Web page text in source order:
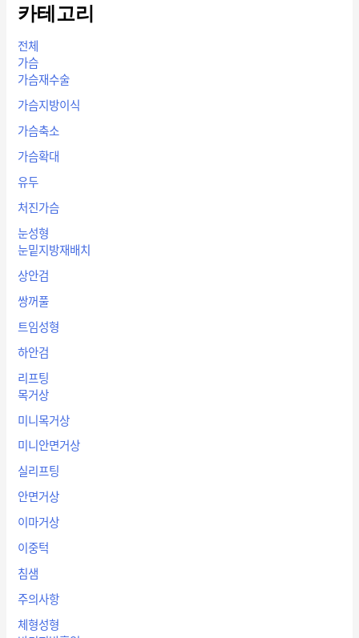
카테고리
전체
가슴
가슴재수술
가슴지방이식
가슴축소
가슴확대
유두
처진가슴
눈성형
눈밑지방재배치
상안검
쌍꺼풀
트임성형
하안검
리프팅
목거상
미니목거상
미니안면거상
실리프팅
안면거상
이마거상
이중턱
침샘
주의사항
체형성형